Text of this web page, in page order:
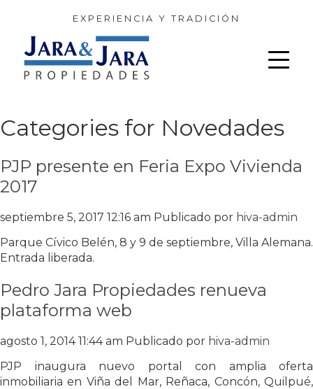
EXPERIENCIA Y TRADICIÓN
Categories for Novedades
PJP presente en Feria Expo Vivienda
2017
septiembre 5, 2017 12:16 am Publicado por hiva-admin
Parque Cívico Belén, 8 y 9 de septiembre, Villa Alemana.
Entrada liberada.
Pedro Jara Propiedades renueva
plataforma web
agosto 1, 2014 11:44 am Publicado por hiva-admin
PJP inaugura nuevo portal con amplia oferta
inmobiliaria en Viña del Mar, Reñaca, Concón, Quilpué,